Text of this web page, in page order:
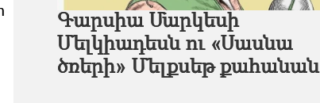
Գարսիա Մարկեսի
Մելկիադեսն ու «Սասնա
ծռերի» Մելքսեթ քահանան